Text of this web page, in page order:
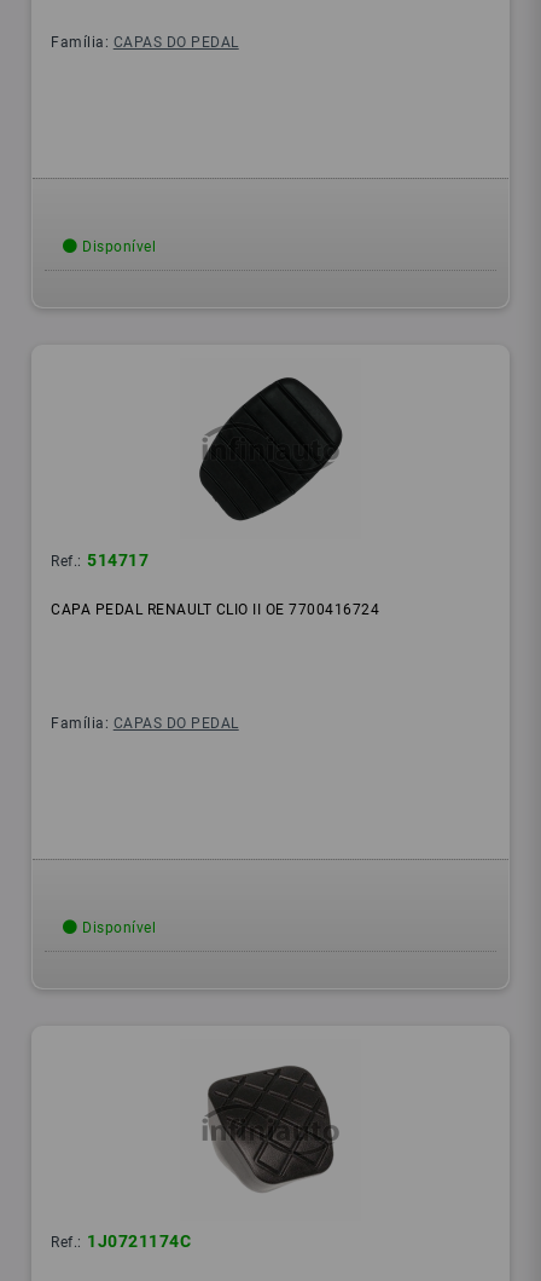
Família: CAPAS DO PEDAL
Disponível
Ref.: 514717
CAPA PEDAL RENAULT CLIO II OE 7700416724
Família: CAPAS DO PEDAL
Disponível
Ref.: 1J0721174C